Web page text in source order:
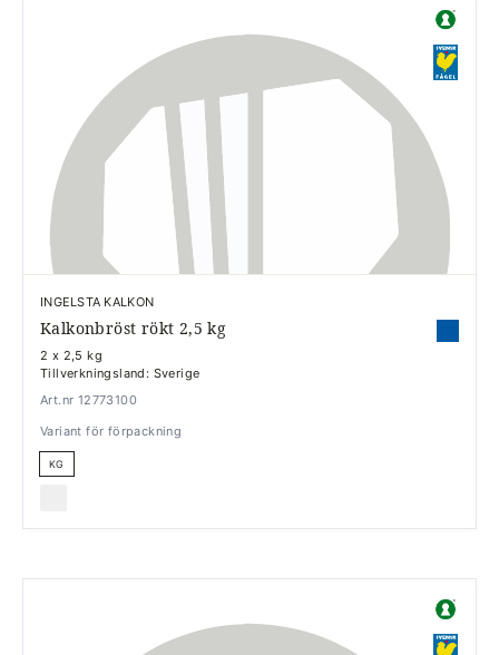
INGELSTA KALKON
Kalkonbröst rökt 2,5 kg
2 x 2,5 kg
Tillverkningsland: Sverige
Art.nr 12773100
Variant för förpackning
KG